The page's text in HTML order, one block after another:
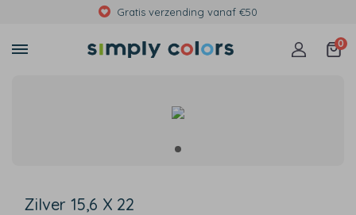
Gratis verzending vanaf €50
0
Zilver 15,6 X 22